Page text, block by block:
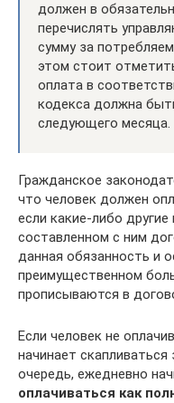
должен в
перечислять
сумму за
этом стоит
оплата в
кодекса должна
следующего месяца.
Гражданское
что человек должен
если какие-либо
составленном с ним
данная обязанность и
преимущественном
прописываются в
Если человек не
начинает
очередь, ежедневно
оплачиваться как